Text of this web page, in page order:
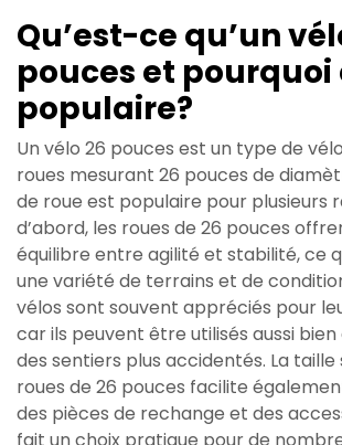
Qu’est-ce qu’un
pouces et
populaire?
Un vélo 26 pouces est un type de
roues mesurant 26 pouces de
de roue est populaire pour plusieurs
d’abord, les roues de 26 pouces
équilibre entre agilité et stabilité, ce
une variété de terrains et de
vélos sont souvent appréciés pour
car ils peuvent être utilisés aussi bien
des sentiers plus accidentés. La
roues de 26 pouces facilite
des pièces de rechange et des